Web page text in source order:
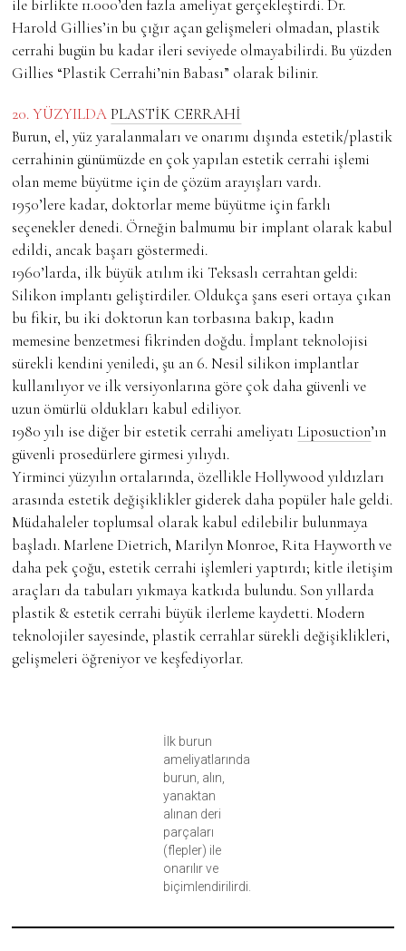
ile birlikte 11.000’den fazla ameliyat gerçekleştirdi. Dr.
Harold Gillies’in bu çığır açan gelişmeleri olmadan, plastik
cerrahi bugün bu kadar ileri seviyede olmayabilirdi. Bu yüzden
Gillies “Plastik Cerrahi’nin Babası” olarak bilinir.
20. YÜZYILDAPLASTİK CERRAHİ
Burun, el, yüz yaralanmaları ve onarımı dışında estetik/plastik
cerrahinin günümüzde en çok yapılan estetik cerrahi işlemi
olan meme büyütme için de çözüm arayışları vardı.
1950’lere kadar, doktorlar meme büyütme için farklı
seçenekler denedi. Örneğin balmumu bir implant olarak kabul
edildi, ancak başarı göstermedi.
1960’larda, ilk büyük atılım iki Teksaslı cerrahtan geldi:
Silikon implantı geliştirdiler. Oldukça şans eseri ortaya çıkan
bu fikir, bu iki doktorun kan torbasına bakıp, kadın
memesine benzetmesi fikrinden doğdu. İmplant teknolojisi
sürekli kendini yeniledi, şu an 6. Nesil silikon implantlar
kullanılıyor ve ilk versiyonlarına göre çok daha güvenli ve
uzun ömürlü oldukları kabul ediliyor.
1980 yılı ise diğer bir estetik cerrahi ameliyatıLiposuction’ın
güvenli prosedürlere girmesi yılıydı.
Yirminci yüzyılın ortalarında, özellikle Hollywood yıldızları
arasında estetik değişiklikler giderek daha popüler hale geldi.
Müdahaleler toplumsal olarak kabul edilebilir bulunmaya
başladı. Marlene Dietrich, Marilyn Monroe, Rita Hayworth ve
daha pek çoğu, estetik cerrahi işlemleri yaptırdı; kitle iletişim
araçları da tabuları yıkmaya katkıda bulundu. Son yıllarda
plastik & estetik cerrahi büyük ilerleme kaydetti. Modern
teknolojiler sayesinde, plastik cerrahlar sürekli değişiklikleri,
gelişmeleri öğreniyor ve keşfediyorlar.
İlk burun
ameliyatlarında
burun, alın,
yanaktan
alınan deri
parçaları
(flepler) ile
onarılır ve
biçimlendirilirdi.